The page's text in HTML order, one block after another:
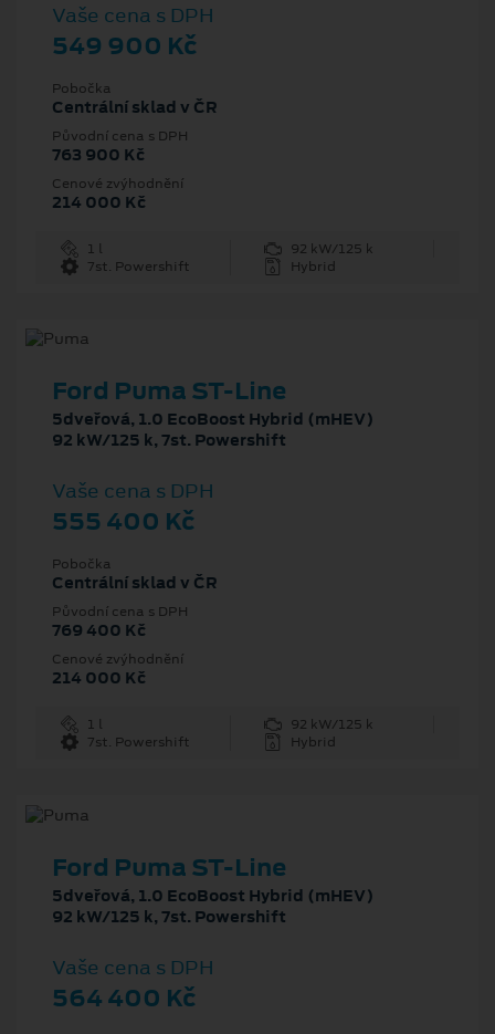
Vaše cena s DPH
549 900 Kč
Pobočka
Centrální sklad v ČR
Původní cena s DPH
763 900 Kč
Cenové zvýhodnění
214 000 Kč
1 l
92 kW/125 k
7st. Powershift
Hybrid
Ford Puma ST-Line
5dveřová, 1.0 EcoBoost Hybrid (mHEV)
92 kW/125 k, 7st. Powershift
Vaše cena s DPH
555 400 Kč
Pobočka
Centrální sklad v ČR
Původní cena s DPH
769 400 Kč
Cenové zvýhodnění
214 000 Kč
1 l
92 kW/125 k
7st. Powershift
Hybrid
Ford Puma ST-Line
5dveřová, 1.0 EcoBoost Hybrid (mHEV)
92 kW/125 k, 7st. Powershift
Vaše cena s DPH
564 400 Kč